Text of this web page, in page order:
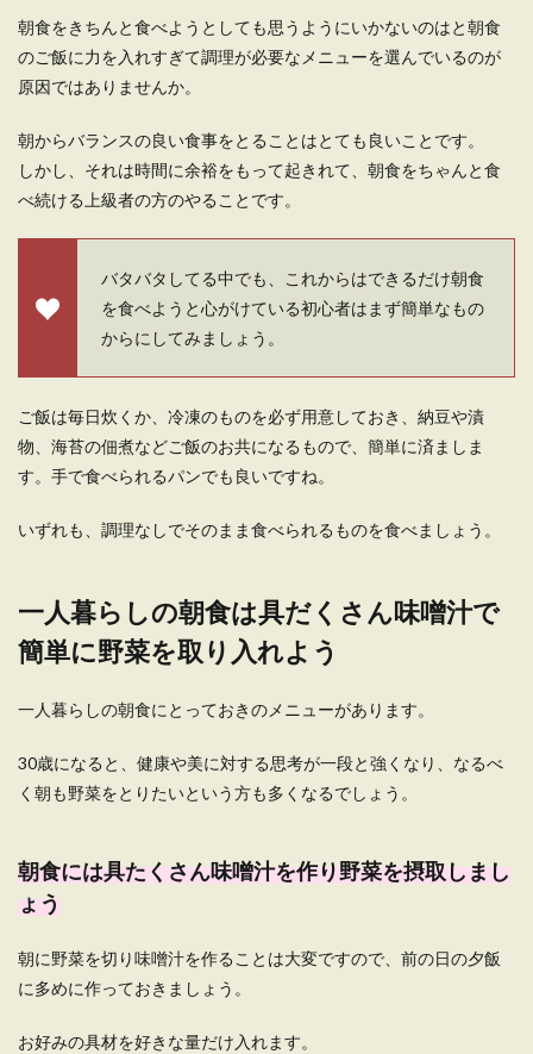
考える方...
炊料理を紹介します
自炊と料理にはどんな違いがあるのでしょうか？
一人暮らしなら食事に気遣った健康的
な生活を送ろう
一人暮らしは自由で気ままなイメージがあります
が、その反面、自分のことはすべて自分でしなく
ては...
オススメ活用や保存方法
一人暮らしで自炊をしていて、味噌汁をよく作る
どう...
一人暮らしだと肉を食べないという人
一人暮らしになってあまりお肉を食べない、お肉
自炊で食費を節約！一人暮らしでも自
朝食をきちんと食べようとしても思うようにいかないのはと朝食
のご飯に力を入れすぎて調理が必要なメニューを選んでいるのが
原因ではありませんか。
朝からバランスの良い食事をとることはとても良いことです。
しかし、それは時間に余裕をもって起きれて、朝食をちゃんと食
べ続ける上級者の方のやることです。
バタバタしてる中でも、これからはできるだけ朝食
を食べようと心がけている初心者はまず簡単なもの
からにしてみましょう。
ご飯は毎日炊くか、冷凍のものを必ず用意しておき、納豆や漬
物、海苔の佃煮などご飯のお共になるもので、簡単に済ましま
す。手で食べられるパンでも良いですね。
いずれも、調理なしでそのまま食べられるものを食べましょう。
一人暮らしの朝食は具だくさん味噌汁で
簡単に野菜を取り入れよう
一人暮らしの朝食にとっておきのメニューがあります。
30歳になると、健康や美に対する思考が一段と強くなり、なるべ
く朝も野菜をとりたいという方も多くなるでしょう。
朝食には具たくさん味噌汁を作り野菜を摂取しまし
ょう
朝に野菜を切り味噌汁を作ることは大変ですので、前の日の夕飯
に多めに作っておきましょう。
お好みの具材を好きな量だけ入れます。